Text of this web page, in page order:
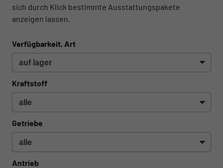
sich durch Klick bestimmte Ausstattungspakete
anzeigen lassen.
Verfügbarkeit, Art
Kraftstoff
Getriebe
Antrieb